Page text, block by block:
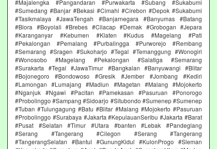
#Majalengka #Pangandaran #Purwakarta #Subang #Sukabumi
#Sumedang #Banjar #Bekasi #Cimahi #Cirebon #Depok #Sukabumi
#Tasikmalaya #JawaTengah #Banjarnegara #Banyumas #Batang
#Blora #Boyolali #Brebes #Cilacap #Demak #Grobogan #Jepara
#Karanganyar #Kebumen #Klaten #Kudus #Magelang #Pati
#Pekalongan #Pemalang #Purbalingga #Purworejo #Rembang
#Semarang #Sragen #Sukoharjo #Tegal #Temanggung #Wonogiri
#Wonosobo #Magelang #Pekalongan #Salatiga #Semarang
#Surakarta #Tegal #JawaTimur #Bangkalan #Banyuwangi #Blitar
#Bojonegoro #Bondowoso #Gresik #Jember #Jombang #Kediri
#Lamongan #Lumajang #Madiun #Magetan #Malang #Mojokerto
#Nganjuk #Ngawi #Pacitan #Pamekasan #Pasuruan #Ponorogo
#Probolinggo #Sampang #Sidoarjo #Situbondo #Sumenep #Sumenep
#Tuban #Tulungagung #Batu #Blitar #Malang #Mojokerto #Pasuruan
#Probolinggo #Surabaya #Jakarta #KepulauanSeribu #Jakarta #Barat
#Pusat #Selatan #Timur #Utara #banten #Lebak #Pandeglang
#Serang #Tangerang #Cilegon #Serang #Tangerang
#TangerangSelatan #Bantul #GunungKidul #KulonProgo #Sleman